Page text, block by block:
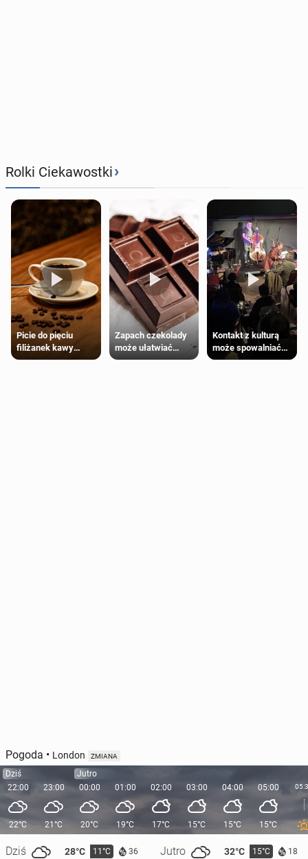
Rolki Ciekawostki›
Picie do pięciu
filiżanek kawy
dziennie jest
Zapach czekolady
może ułatwiać
trening siłowy
Kontakt z kulturą
może spowalniać
starzenie
Pogoda • London ZMIANA
Dziś
22:00
22°C
Dziś 28°C 11°C 36 Jutro 32°C 15°C 18
23:00
21°C
Jutro
00:00
20°C
01:00
19°C
02:00
17°C
03:00
15°C
04:00
15°C
05:00
15°C